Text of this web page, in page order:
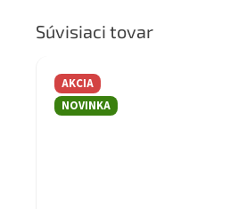
Súvisiaci tovar
AKCIA
NOVINKA